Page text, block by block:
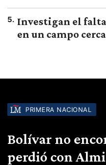
5. Investigan el
en un campo
PRIMERA NACIONAL
Bolívar no
perdió con